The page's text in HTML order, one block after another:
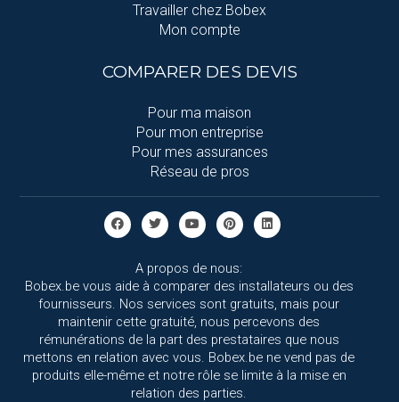
Travailler chez Bobex
Mon compte
COMPARER DES DEVIS
Pour ma maison
Pour mon entreprise
Pour mes assurances
Réseau de pros
A propos de nous:
Bobex.be vous aide à comparer des installateurs ou des
fournisseurs. Nos services sont gratuits, mais pour
maintenir cette gratuité, nous percevons des
rémunérations de la part des prestataires que nous
mettons en relation avec vous. Bobex.be ne vend pas de
produits elle-même et notre rôle se limite à la mise en
relation des parties.